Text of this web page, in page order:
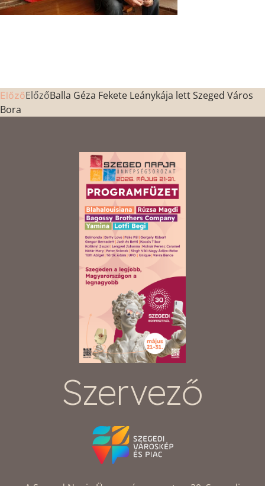
ElőzőElőzőBalla Géza Fekete Leánykája lett Szeged Város
Bora
Szervező